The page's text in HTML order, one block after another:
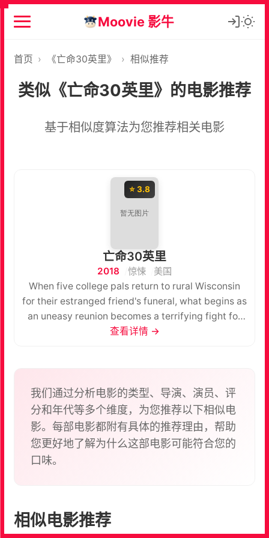
Moovie 影牛
首页 › 《亡命30英里》 › 相似推荐
类似《亡命30英里》的电影推荐
基于相似度算法为您推荐相关电影
⭐ 3.8
亡命30英里
2018 惊悚
美国
When five college pals return to rural Wisconsin
for their estranged friend's funeral, what begins as
an uneasy reunion becomes a terrifying fight for
survival.
查看详情 →
我们通过分析电影的类型、导演、演员、评
分和年代等多个维度，为您推荐以下相似电
影。每部电影都附有具体的推荐理由，帮助
您更好地了解为什么这部电影可能符合您的
口味。
相似电影推荐